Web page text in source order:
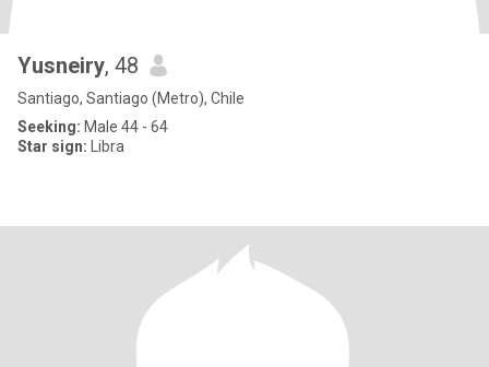
Yusneiry, 48
Santiago, Santiago (Metro), Chile
Seeking: Male 44 - 64
Star sign: Libra